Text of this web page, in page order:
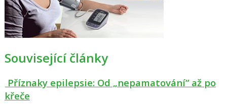
Související články
Příznaky epilepsie: Od „nepamatování“ až po
křeče